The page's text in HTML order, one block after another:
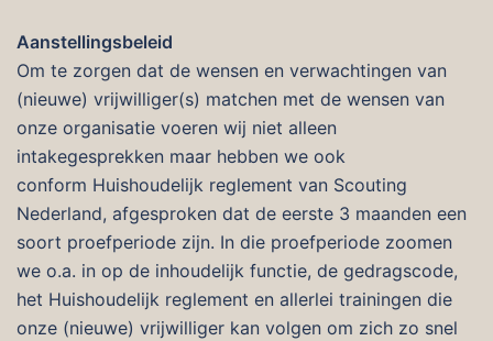
Aanstellingsbeleid
Om te zorgen dat de wensen en verwachtingen van
(nieuwe) vrijwilliger(s) matchen met de wensen van
onze organisatie voeren wij niet alleen
intakegesprekken maar hebben we ook
conform Huishoudelijk reglement van Scouting
Nederland, afgesproken dat de eerste 3 maanden een
soort proefperiode zijn. In die proefperiode zoomen
we o.a. in op de inhoudelijk functie, de gedragscode,
het Huishoudelijk reglement en allerlei trainingen die
onze (nieuwe) vrijwilliger kan volgen om zich zo snel